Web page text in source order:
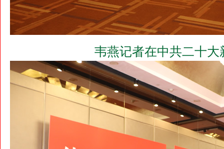
韦燕记者在中共二十